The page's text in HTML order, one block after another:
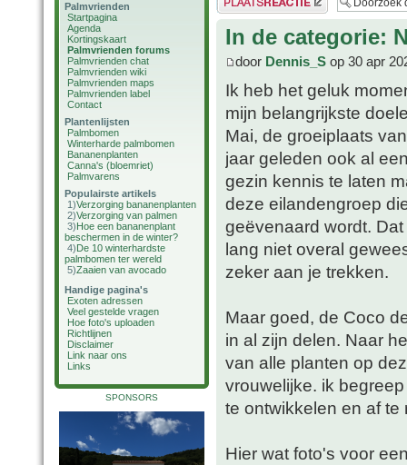
Palmvrienden
Startpagina
Agenda
Kortingskaart
Palmvrienden forums
Palmvrienden chat
Palmvrienden wiki
Palmvrienden maps
Palmvrienden label
Contact
Plantenlijsten
Palmbomen
Winterharde palmbomen
Bananenplanten
Canna's (bloemriet)
Palmvarens
Populairste artikels
1)Verzorging bananenplanten
2)Verzorging van palmen
3)Hoe een bananenplant
beschermen in de winter?
4)De 10 winterhardste
palmbomen ter wereld
5)Zaaien van avocado
Handige pagina's
Exoten adressen
Veel gestelde vragen
Hoe foto's uploaden
Richtlijnen
Disclaimer
Link naar ons
Links
SPONSORS
In de categorie:
door Dennis_S op 30 apr
Ik heb het geluk
mijn belangrijkste
Mai, de groeiplaats
jaar geleden ook al
gezin kennis te laten
deze eilandengroep
geëvenaard wordt.
lang niet overal
zeker aan je trekken.
Maar goed, de Coco
in al zijn delen. Naar
van alle planten op
vrouwelijke. ik
te ontwikkelen en af te
Hier wat foto's voor